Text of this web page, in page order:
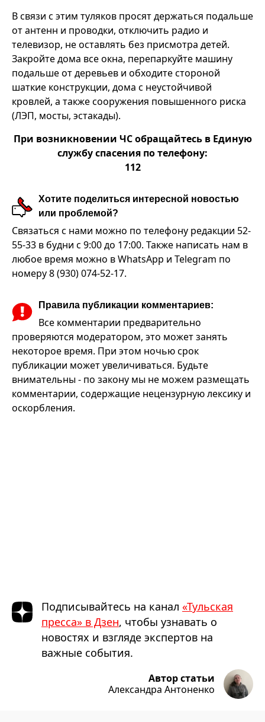
В связи с этим туляков просят держаться подальше
от антенн и проводки, отключить радио и
телевизор, не оставлять без присмотра детей.
Закройте дома все окна, перепаркуйте машину
подальше от деревьев и обходите стороной
шаткие конструкции, дома с неустойчивой
кровлей, а также сооружения повышенного риска
(ЛЭП, мосты, эстакады).
При возникновении ЧС обращайтесь в Единую
службу спасения по телефону:
112
Хотите поделиться интересной новостью
или проблемой?
Связаться с нами можно по телефону редакции 52-
55-33 в будни с 9:00 до 17:00. Также написать нам в
любое время можно в WhatsApp и Telegram по
номеру 8 (930) 074-52-17.
Правила публикации комментариев:
Все комментарии предварительно
проверяются модератором, это может занять
некоторое время. При этом ночью срок
публикации может увеличиваться. Будьте
внимательны - по закону мы не можем размещать
комментарии, содержащие нецензурную лексику и
оскорбления.
Подписывайтесь на канал «Тульская
пресса» в Дзен, чтобы узнавать о
новостях и взгляде экспертов на
важные события.
Автор статьи
Александра Антоненко